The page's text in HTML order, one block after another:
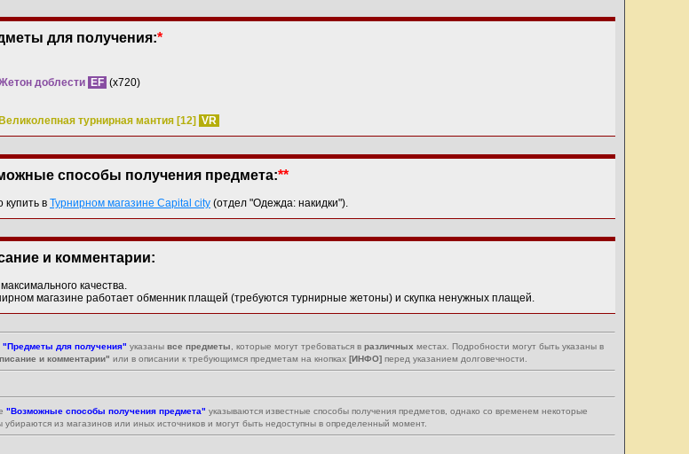
для получения:*
доблести EF (x720)
Великолепная турнирная мантия [12] VR
способы получения предмета:**
купить в Турнирном магазине Capital city (отдел "Одежда: накидки").
и комментарии:
качества.
магазине работает обменник плащей (требуются турнирные жетоны) и скупка ненужных плащей.
"Предметы для получения" указаны все предметы , которые могут требоваться в различных местах. Подробности могут быть указаны в
и комментарии" или в описании к требующимся предметам на кнопках [ИНФО] перед указанием долговечности.
"Возможные способы получения предмета" указываются известные способы получения предметов, однако со временем некоторые
убираются из магазинов или иных источников и могут быть недоступны в определенный момент.